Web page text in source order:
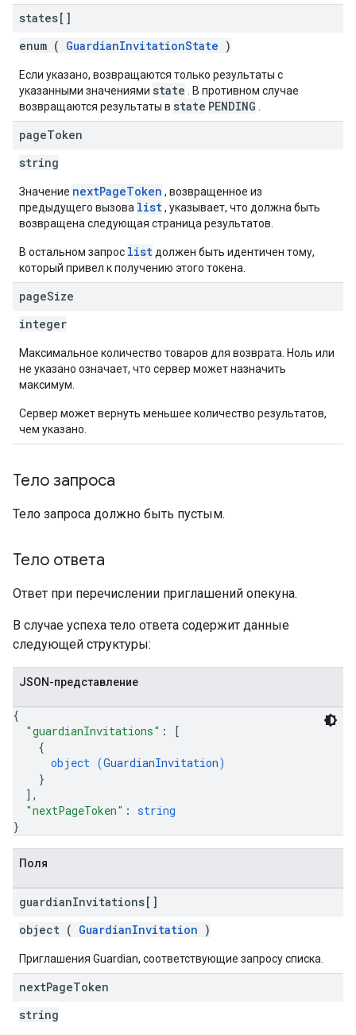
states[]
enum ( GuardianInvitationState )
Если указано, возвращаются только результаты с
указанными значениями state . В противном случае
возвращаются результаты в state PENDING
pageToken
string
Значение nextPageToken , возвращенное из
предыдущего вызова list, указывает, что должна быть
возвращена следующая страница результатов.
В остальном запрос list должен быть идентичен тому,
который привел к получению этого токена.
pageSize
integer
Максимальное количество товаров для возврата. Ноль или
не указано означает, что сервер может назначить
максимум.
Сервер может вернуть меньшее количество результатов,
чем указано.
Тело запроса
Тело запроса должно быть пустым.
Тело ответа
Ответ при перечислении приглашений опекуна.
В случае успеха тело ответа содержит данные
следующей структуры:
JSON-представление
{
"guardianInvitations" :
[
{
object (GuardianInvitation)
}
] ,
"nextPageToken" : string
}
Поля
guardianInvitations[]
object ( GuardianInvitation )
Приглашения Guardian, соответствующие запросу списка.
nextPageToken
string